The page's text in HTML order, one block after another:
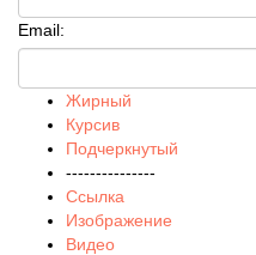
Email:
Жирный
Курсив
Подчеркнутый
---------------
Ссылка
Изображение
Видео